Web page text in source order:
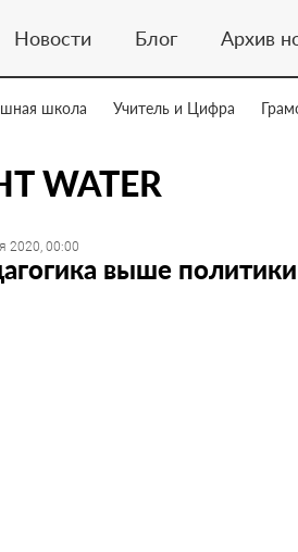
Новости Блог Архив
школа Учитель и Цифра
WATER
2020, 00:00
выше политики